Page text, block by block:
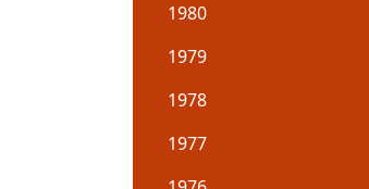
1980
1979
1978
1977